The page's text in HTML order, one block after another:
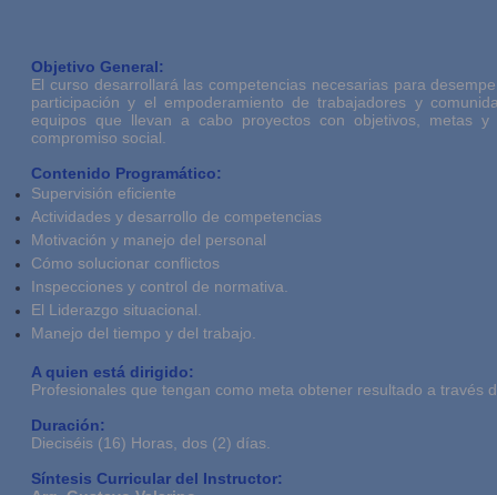
Objetivo General:
El curso desarrollará las competencias necesarias para
participación y el empoderamiento de trabajadores y
equipos que llevan a cabo proyectos con objetivos, metas
compromiso social.
Contenido Programático:
Supervisión eficiente
Actividades y desarrollo de competencias
Motivación y manejo del personal
Cómo solucionar conflictos
Inspecciones y control de normativa.
El Liderazgo situacional.
Manejo del tiempo y del trabajo.
A quien está dirigido:
Profesionales que tengan como meta obtener resultado a través
Duración:
Dieciséis (16) Horas, dos (2) días.
Síntesis Curricular del Instructor: